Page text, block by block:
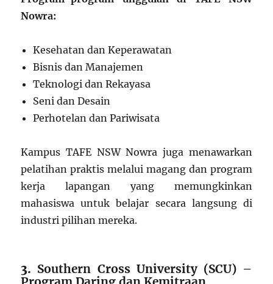
Nowra:
Kesehatan dan Keperawatan
Bisnis dan Manajemen
Teknologi dan Rekayasa
Seni dan Desain
Perhotelan dan Pariwisata
Kampus TAFE NSW Nowra juga menawarkan
pelatihan praktis melalui magang dan program
kerja lapangan yang memungkinkan
mahasiswa untuk belajar secara langsung di
industri pilihan mereka.
3. Southern Cross University (SCU) –